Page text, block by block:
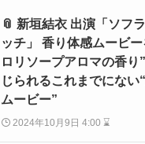
📎 新垣結衣 出演「ソフ
ッチ」 香り体感ムービ
ロリソープアロマの香り
じられるこれまでにない
ムービー”
2024年10月9日 4:00 ⌛